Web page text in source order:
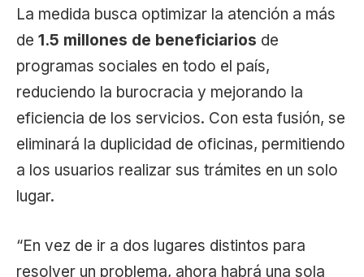
La medida busca optimizar la atención a más
de 1.5 millones de beneficiarios de
programas sociales en todo el país,
reduciendo la burocracia y mejorando la
eficiencia de los servicios. Con esta fusión, se
eliminará la duplicidad de oficinas, permitiendo
a los usuarios realizar sus trámites en un solo
lugar.
“En vez de ir a dos lugares distintos para
resolver un problema, ahora habrá una sola